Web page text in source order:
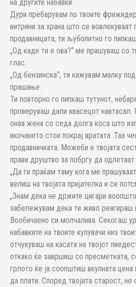
на другите набавки.
Дури пребарувам по твоите
витрини за храна што се вовлекуваат
продавницата, ти љубопитно го
„Од каде ти е ова?“ ме прашуваш со
глас.
„Од бензинска“, ти кажувам малку
прашање.
Ти повторно го пипкаш тутунот,
проверуваш дали квасецот
онаа жена со седа долга коса што
вкочането стои покрај вратата. Таа
продавничката. Можеби е твојата
прави друштво за побргу да одлетаат
„Да ги праќам таму кога ме
велиш на твојата пријателка и се
„Знам дека не држите цигари
забележувам дека ти живо реагираш
Вообичаено си молчалива. Секогаш
набавките на твоите купувачи низ
отчукуваш на касата на твојот
откако ќе завршиш со пресметката,
грлото ќе ја соопштиш вкупната цена
да плати. Според твојата старост, не